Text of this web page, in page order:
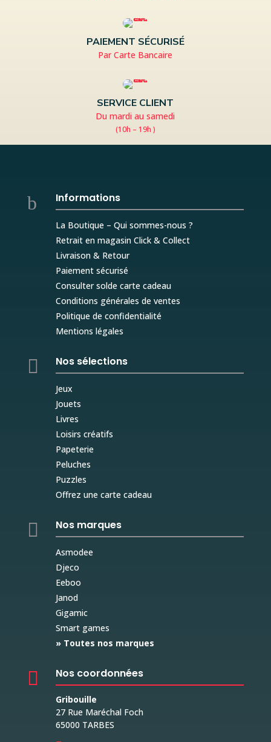
PAIEMENT SÉCURISÉ
Par Carte Bancaire
SERVICE CLIENT
Du mardi au samedi
(10h – 19h )
b Informations
La Boutique – Qui sommes-nous ?
Retrait en magasin Click & Collect
Livraison & Retour
Paiement sécurisé
Consulter solde carte cadeau
Conditions générales de ventes
Politique de confidentialité
Mentions légales
 Nos sélections
Jeux
Jouets
Livres
Loisirs créatifs
Papeterie
Peluches
Puzzles
Offrez une carte cadeau
 Nos marques
Asmodee
Djeco
Eeboo
Janod
Gigamic
Smart games
» Toutes nos marques
 Nos coordonnées
Gribouille
27 Rue Maréchal Foch
65000 TARBES